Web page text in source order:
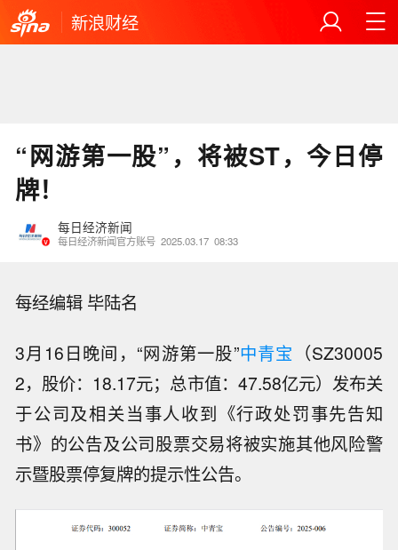
新浪财经
“网游第一股”，将被ST，今日停
牌！
每日经济新闻
每日经济新闻官方账号 2025.03.17 08:33
每经编辑 毕陆名
3月16日晚间，“网游第一股”中青宝 （SZ30005
2，股价：18.17元；总市值：47.58亿元）发布关
于公司及相关当事人收到《行政处罚事先告知
书》的公告及公司股票交易将被实施其他风险警
示暨股票停复牌的提示性公告。